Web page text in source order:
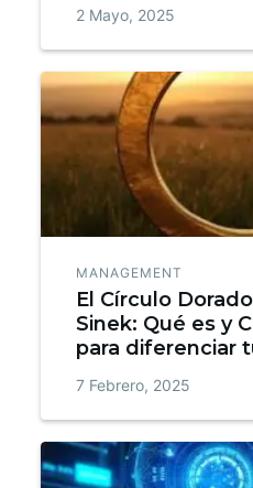
2 Mayo, 2025
MANAGEMENT
El Círculo
Sinek: Qué es y
para diferenciar
7 Febrero, 2025